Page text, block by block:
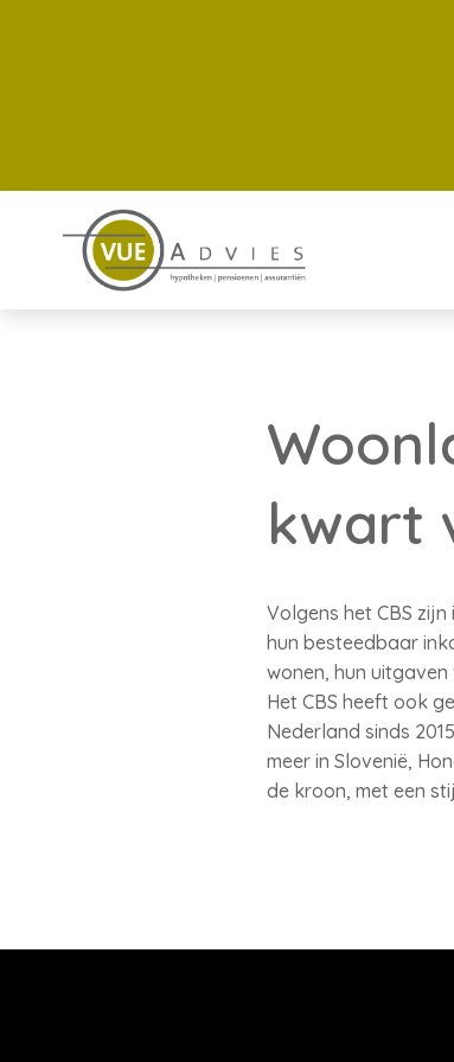
kwart
Volgens het CBS
hun besteedbaar
wonen, hun
Het CBS heeft ook
Nederland sinds
meer in Slovenië,
de kroon, met een